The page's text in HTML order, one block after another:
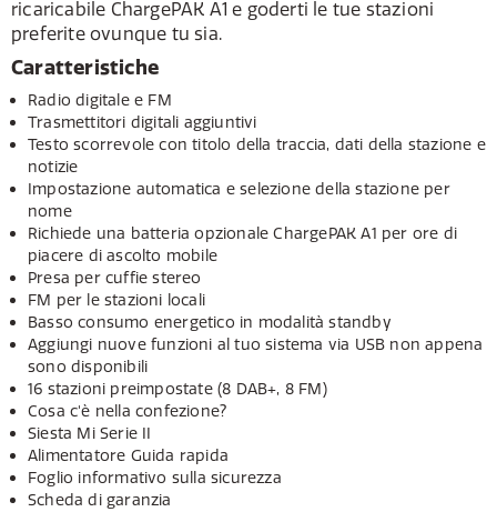
ricaricabile ChargePAK A1 e goderti le tue stazioni
preferite ovunque tu sia.
Caratteristiche
Radio digitale e FM
Trasmettitori digitali aggiuntivi
Testo scorrevole con titolo della traccia, dati della stazione e
notizie
Impostazione automatica e selezione della stazione per
nome
Richiede una batteria opzionale ChargePAK A1 per ore di
piacere di ascolto mobile
Presa per cuffie stereo
FM per le stazioni locali
Basso consumo energetico in modalità standby
Aggiungi nuove funzioni al tuo sistema via USB non appena
sono disponibili
16 stazioni preimpostate (8 DAB+, 8 FM)
Cosa c'è nella confezione?
Siesta Mi Serie II
Alimentatore Guida rapida
Foglio informativo sulla sicurezza
Scheda di garanzia